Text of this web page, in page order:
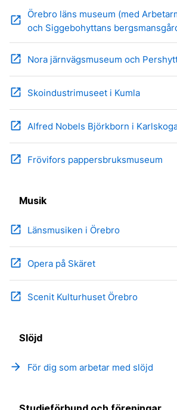
open_in_new
Örebro läns museum (med
och Siggebohyttans
open_in_new Nora järnvägsmuseum och
open_in_new Skoindustrimuseet i Kumla
open_in_new Alfred Nobels Björkborn i
open_in_new Frövifors pappersbruksmuseum
Musik
open_in_new Länsmusiken i Örebro
open_in_new Opera på Skäret
open_in_new Scenit Kulturhuset Örebro
Slöjd
arrow_forward För dig som arbetar med slöjd